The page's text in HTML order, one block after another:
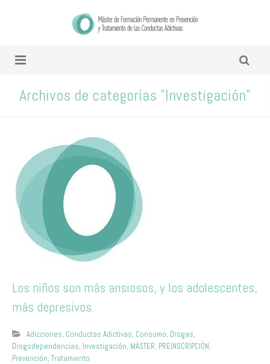
Archivos de categorías "Investigación"
Los niños son más ansiosos, y los adolescentes,
más depresivos.
Adicciones, Conductas Adictivas, Consumo, Drogas,
Drogodependencias, Investigación, MÁSTER, PREINSCRIPCIÓN,
Prevención, Tratamiento